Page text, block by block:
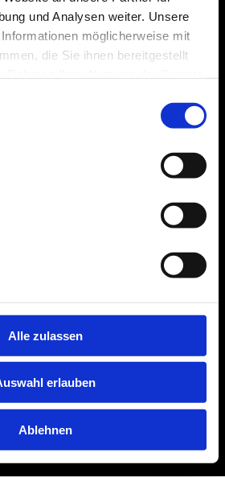
und Analysen weiter. Unsere
möglicherweise mit
die Sie ihnen bereitgestellt
Alle zulassen
erlauben
Ablehnen